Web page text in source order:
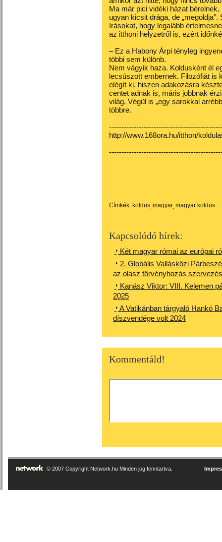
Ma már pici vidéki házat
ugyan kicsit drága, de
írásokat, hogy legalább
az itthoni helyzetről is, ezért
– Ez a Habony Árpi tényleg
többi sem különb.
Nem vágyik haza. Koldusként él
lecsúszott embernek. Filozófiát is
elégít ki, hiszen adakozásra
centet adnak is, máris jobbnak
világ. Végül is „egy sarokkal
többre.
http://www.168ora.hu/itthon/
Címkék: koldus magyar magyar koldus
Kapcsolódó hírek:
Két magyar római az európai
2. Globális Vallásközi
az olasz törvényhozás
Kanász Viktor: VIII. Kelemen
2025
A Vatikánban tárgyaló Hankó
díszvendége volt 2024
Kommentáld!
© 2007 Copyright Network.hu Minden jog fenntartva.